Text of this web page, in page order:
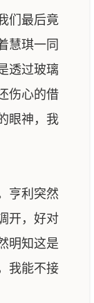
们最后竟
慧琪一同
透过玻璃
伤心的借
眼神，我
亨利突然
开，好对
明知这是
我能不接